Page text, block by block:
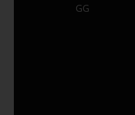
GG